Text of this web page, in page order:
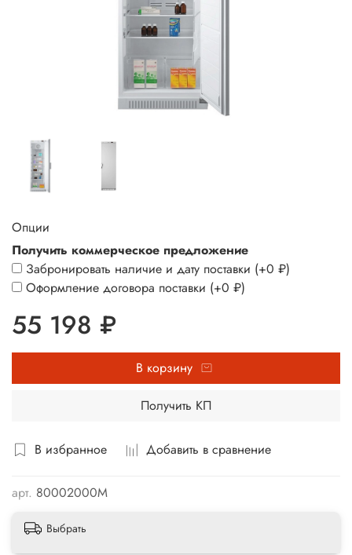
В избранное Добавить в сравнение
арт. 80002000M
Опции
Получить коммерческое предложение
Забронировать наличие и дату поставки (+0 ₽)
Оформление договора поставки (+0 ₽)
55 198 ₽
В корзину
Получить КП
Выбрать